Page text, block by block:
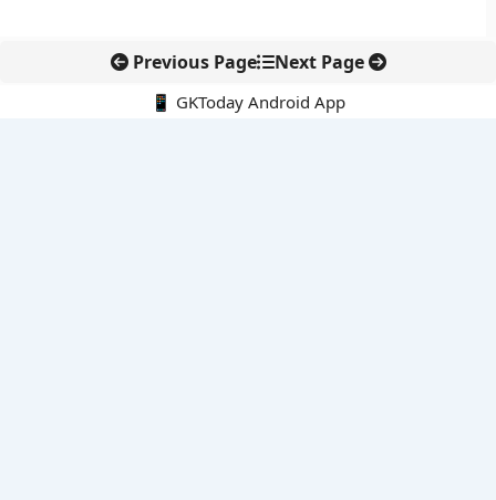
Previous Page Next Page
📱 GKToday Android App